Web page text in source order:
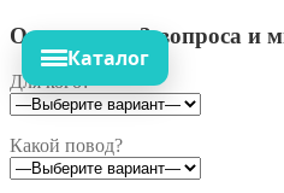
Ответьте на 3 вопроса и
Для кого?
Какой повод?
Каталог